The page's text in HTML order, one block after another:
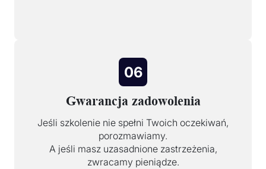
06
Gwarancja zadowolenia
Jeśli szkolenie nie spełni Twoich oczekiwań,
porozmawiamy.
A jeśli masz uzasadnione zastrzeżenia,
zwracamy pieniądze.